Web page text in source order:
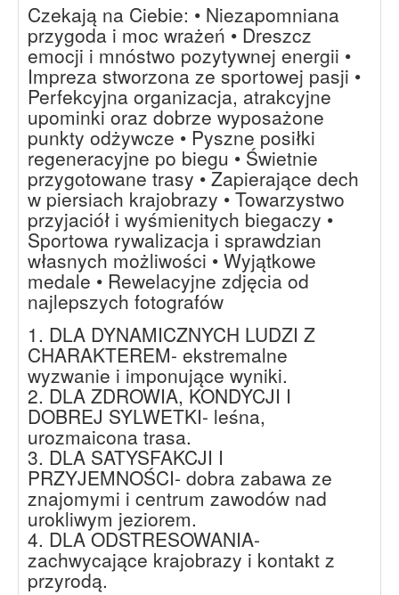
Czekają na Ciebie: • Niezapomniana
przygoda i moc wrażeń • Dreszcz
emocji i mnóstwo pozytywnej energii •
Impreza stworzona ze sportowej pasji •
Perfekcyjna organizacja, atrakcyjne
upominki oraz dobrze wyposażone
punkty odżywcze • Pyszne posiłki
regeneracyjne po biegu • Świetnie
przygotowane trasy • Zapierające dech
w piersiach krajobrazy • Towarzystwo
przyjaciół i wyśmienitych biegaczy •
Sportowa rywalizacja i sprawdzian
własnych możliwości • Wyjątkowe
medale • Rewelacyjne zdjęcia od
najlepszych fotografów
1. DLA DYNAMICZNYCH LUDZI Z
CHARAKTEREM- ekstremalne
wyzwanie i imponujące wyniki.
2. DLA ZDROWIA, KONDYCJI I
DOBREJ SYLWETKI- leśna,
urozmaicona trasa.
3. DLA SATYSFAKCJI I
PRZYJEMNOŚCI- dobra zabawa ze
znajomymi i centrum zawodów nad
urokliwym jeziorem.
4. DLA ODSTRESOWANIA-
zachwycające krajobrazy i kontakt z
przyrodą.